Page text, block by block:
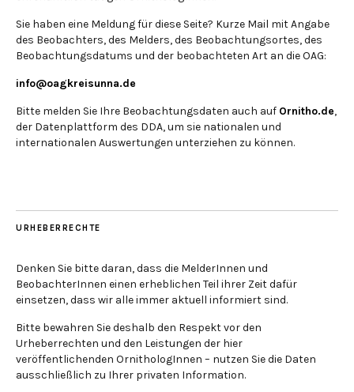
Sie haben eine Meldung für diese Seite? Kurze Mail mit Angabe
des Beobachters, des Melders, des Beobachtungsortes, des
Beobachtungsdatums und der beobachteten Art an die OAG:
info@oagkreisunna.de
Bitte melden Sie Ihre Beobachtungsdaten auch auf Ornitho.de,
der Datenplattform des DDA, um sie nationalen und
internationalen Auswertungen unterziehen zu können.
URHEBERRECHTE
Denken Sie bitte daran, dass die MelderInnen und
BeobachterInnen einen erheblichen Teil ihrer Zeit dafür
einsetzen, dass wir alle immer aktuell informiert sind.
Bitte bewahren Sie deshalb den Respekt vor den
Urheberrechten und den Leistungen der hier
veröffentlichenden OrnithologInnen – nutzen Sie die Daten
ausschließlich zu Ihrer privaten Information.